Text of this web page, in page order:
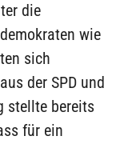
die
wie
sich
der SPD und
stellte bereits
für ein